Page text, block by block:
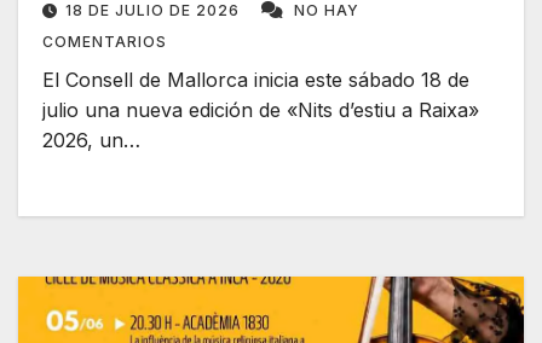
18 DE JULIO DE 2026
NO HAY
COMENTARIOS
El Consell de Mallorca inicia este sábado 18 de
julio una nueva edición de «Nits d’estiu a Raixa»
2026, un…